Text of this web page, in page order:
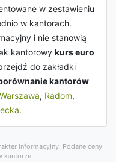
w zestawieniu
w kantorach.
i nie stanowią
kantorowy kurs euro
do zakładki
kantorów
Warszawa, Radom,
.
informacyjny. Podane ceny
kantorze.